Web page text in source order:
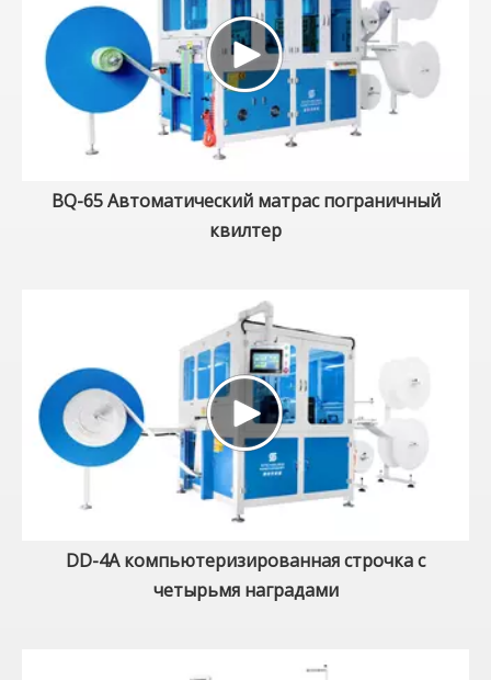
BQ-65 Автоматический матрас пограничный
квилтер
DD-4A компьютеризированная строчка с
четырьмя наградами